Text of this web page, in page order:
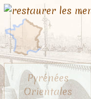
Pyrénées
Orientales